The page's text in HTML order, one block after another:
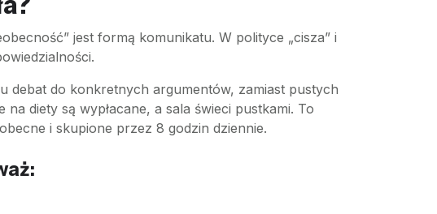
jest formą komunikatu. W polityce „cisza” i
debat do konkretnych argumentów, zamiast pustych
diety są wypłacane, a sala świeci pustkami. To
i skupione przez 8 godzin dziennie.